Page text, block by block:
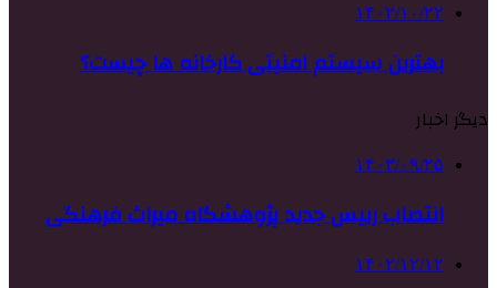
۱۴۰۲/۱۰/۲۲
بهترین سیستم امنیتی کارخانه ها چیست؟
دیگر اخبار
۱۴۰۳/۰۹/۲۵
انتصاب رییس جدید پژوهشگاه میراث فرهنگی
۱۴۰۲/۱۲/۱۲